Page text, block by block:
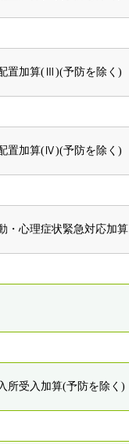
置加算(Ⅲ)(予防を除く)
置加算(Ⅳ)(予防を除く)
・心理症状緊急対応加算
所受入加算(予防を除く)